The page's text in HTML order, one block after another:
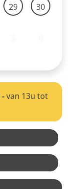
29 30
-van 13u tot